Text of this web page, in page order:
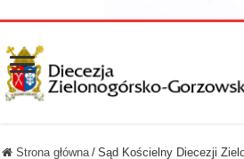
Strona główna / Sąd Kościelny Diecezji